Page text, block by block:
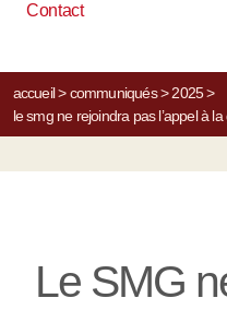
Contact
accueil> communiqués> 2025>
le smg ne rejoindra pas l’appel à
Le SMG